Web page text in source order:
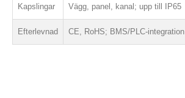
Kapslingar Vägg, panel, kanal; upp till IP65
Efterlevnad CE, RoHS; BMS/PLC-integration